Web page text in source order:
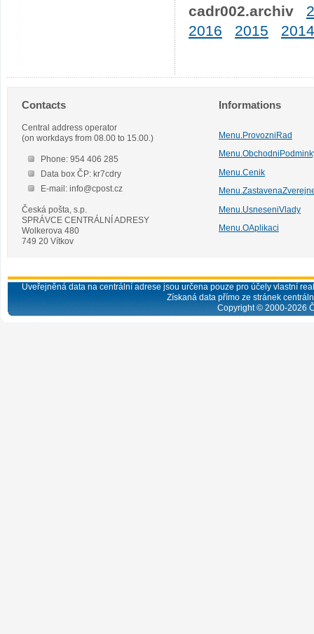
cadr002.archiv
2016
2015 2014
Contacts
Central address operator
(on workdays from 08.00 to 15.00.)
Phone: 954 406 285
Data box ČP: kr7cdry
E-mail: info@cpost.cz
Česká pošta, s.p.
SPRÁVCE CENTRÁLNÍ ADRESY
Wolkerova 480
749 20 Vítkov
Informations
Menu.ProvozniRad
Menu.Cenik
Menu.UsneseniVlady
Menu.OAplikaci
Uveřejněná data na centrální adrese jsou určena pouze pro účely vlastní
Získaná data přímo ze stránek
Copyright © 2000-2026